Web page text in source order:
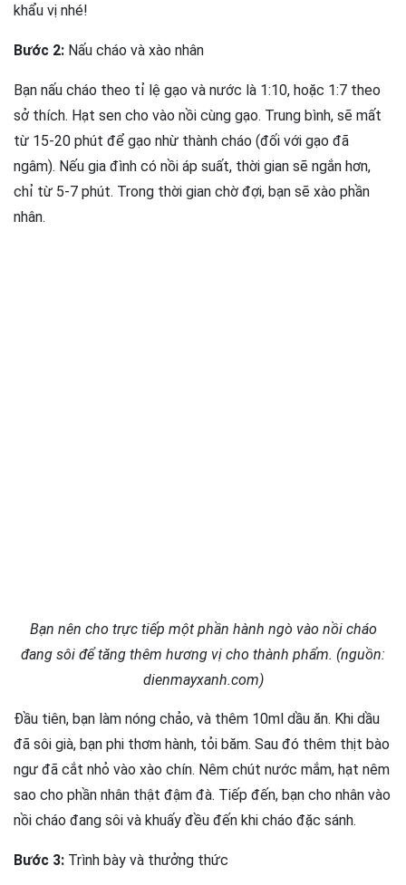
khẩu vị nhé!
Bước 2: Nấu cháo và xào nhân
Bạn nấu cháo theo tỉ lệ gạo và nước là 1:10, hoặc 1:7 theo
sở thích. Hạt sen cho vào nồi cùng gạo. Trung bình, sẽ mất
từ 15-20 phút để gạo nhừ thành cháo (đối với gạo đã
ngâm). Nếu gia đình có nồi áp suất, thời gian sẽ ngắn hơn,
chỉ từ 5-7 phút. Trong thời gian chờ đợi, bạn sẽ xào phần
nhân.
Bạn nên cho trực tiếp một phần hành ngò vào nồi cháo
đang sôi để tăng thêm hương vị cho thành phẩm. (nguồn:
dienmayxanh.com)
Đầu tiên, bạn làm nóng chảo, và thêm 10ml dầu ăn. Khi dầu
đã sôi già, bạn phi thơm hành, tỏi băm. Sau đó thêm thịt bào
ngư đã cắt nhỏ vào xào chín. Nêm chút nước mắm, hạt nêm
sao cho phần nhân thật đậm đà. Tiếp đến, bạn cho nhân vào
nồi cháo đang sôi và khuấy đều đến khi cháo đặc sánh.
Bước 3: Trình bày và thưởng thức